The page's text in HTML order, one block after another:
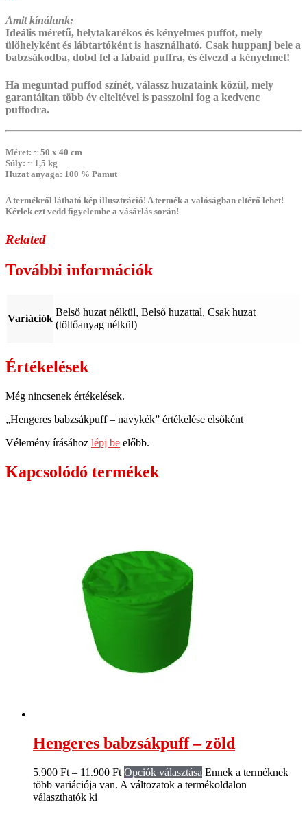
Amit kínálunk:
Ideális méretű, helytakarékos és kényelmes puffot, mely
ülőhelyként és lábtartóként is használható. ‎Csak huppanj bele a
babzsákodba, dobd fel a lábaid puffra, és élvezd a kényelmet!
Ha meguntad puffod színét, válassz huzataink közül, mely
garantáltan több év elteltével is passzolni fog a kedvenc
puffodra.
Méret: ~ 50 x 40 cm
Súly: ~ 1,5 kg
Huzat anyaga: 100 % Pamut
A termékről látható kép illusztráció! A termék a valóságban eltérő lehet!
Kérlek ezt vedd figyelembe a vásárlás során!
Related
További információk
Variációk
Belső huzat nélkül, Belső huzattal, Csak huzat
(töltőanyag nélkül)
Értékelések
Még nincsenek értékelések.
„Hengeres babzsákpuff – navykék” értékelése elsőként
Vélemény írásához lépj be előbb.
Kapcsolódó termékek
Hengeres babzsákpuff – zöld
5.900 Ft – 11.900 Ft Opciók választása Ennek a terméknek
több variációja van. A változatok a termékoldalon
választhatók ki